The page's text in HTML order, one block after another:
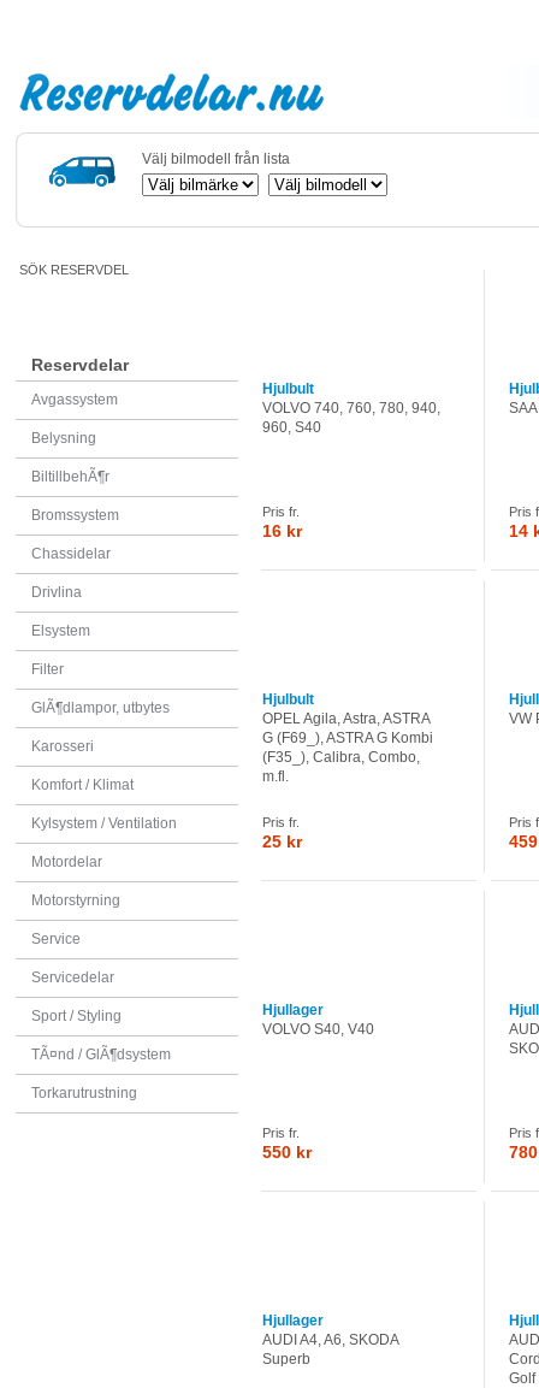
Välj bilmodell från lista
SÖK RESERVDEL
Reservdelar
Avgassystem
Belysning
BiltillbehÃ¶r
Bromssystem
Chassidelar
Drivlina
Elsystem
Filter
GlÃ¶dlampor, utbytes
Karosseri
Komfort / Klimat
Kylsystem / Ventilation
Motordelar
Motorstyrning
Service
Servicedelar
Sport / Styling
TÃ¤nd / GlÃ¶dsystem
Torkarutrustning
Hjulbult
VOLVO 740, 760, 780, 940,
960, S40
Pris fr.
16 kr
Pris
14
Hjulbult
OPEL Agila, Astra, ASTRA
G (F69_), ASTRA G Kombi
(F35_), Calibra, Combo,
m.fl.
Pris fr.
25 kr
VW
Pris
Hjullager
VOLVO S40, V40
Pris fr.
550 kr
Pris
Hjullager
AUDI A4, A6, SKODA
Superb
Golf